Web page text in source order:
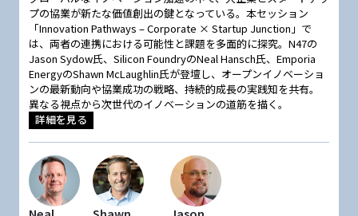
プの協業が新たな価値創出の鍵となっている。本セッション
「Innovation Pathways – Corporate × Startup Junction」で
は、両者の連携における可能性と課題を多面的に探究。N47の
Jason Sydow氏、Silicon FoundryのNeal Hansch氏、Emporia
EnergyのShawn McLaughlin氏が登壇し、オープンイノベーショ
ンの最新動向や協業成功の戦略、持続的成長の実践知を共有。
異なる視点から次世代のイノベーションの道筋を描く。
詳細を見る